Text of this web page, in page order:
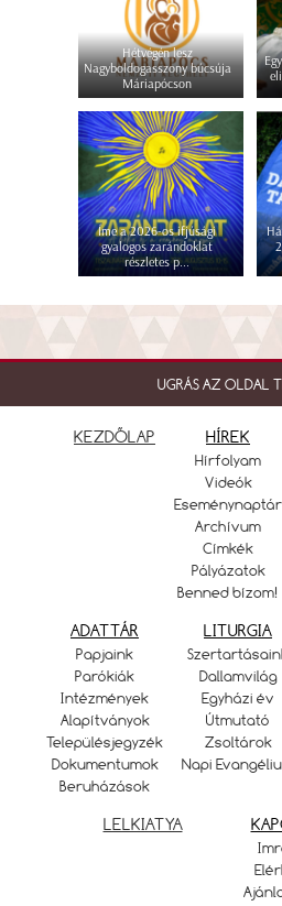
Hétvégén lesz
Nagyboldogasszony búcsúja
Máriapócson
Íme a 2026-os ifjúsági
gyalogos zarándoklat
részletes p...
UGRÁS AZ OLDAL
KEZDŐLAP HÍREK
Hírfolyam
Videók
Eseménynaptár
Archívum
Címkék
Pályázatok
Benned bízom!
ADATTÁR
Papjaink
Parókiák
Intézmények
Alapítványok
Településjegyzék
Dokumentumok
Beruházások
LITURGIA
Dallamvilág
Egyházi év
Útmutató
Zsoltárok
Napi
LELKIATYA